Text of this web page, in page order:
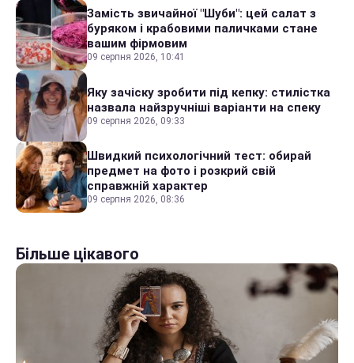
Замість звичайної "Шуби": цей салат з
буряком і крабовими паличками стане
вашим фірмовим
09 серпня 2026, 10:41
Яку зачіску зробити під кепку: стилістка
назвала найзручніші варіанти на спеку
09 серпня 2026, 09:33
Швидкий психологічний тест: обирай
предмет на фото і розкрий свій
справжній характер
09 серпня 2026, 08:36
Більше цікавого